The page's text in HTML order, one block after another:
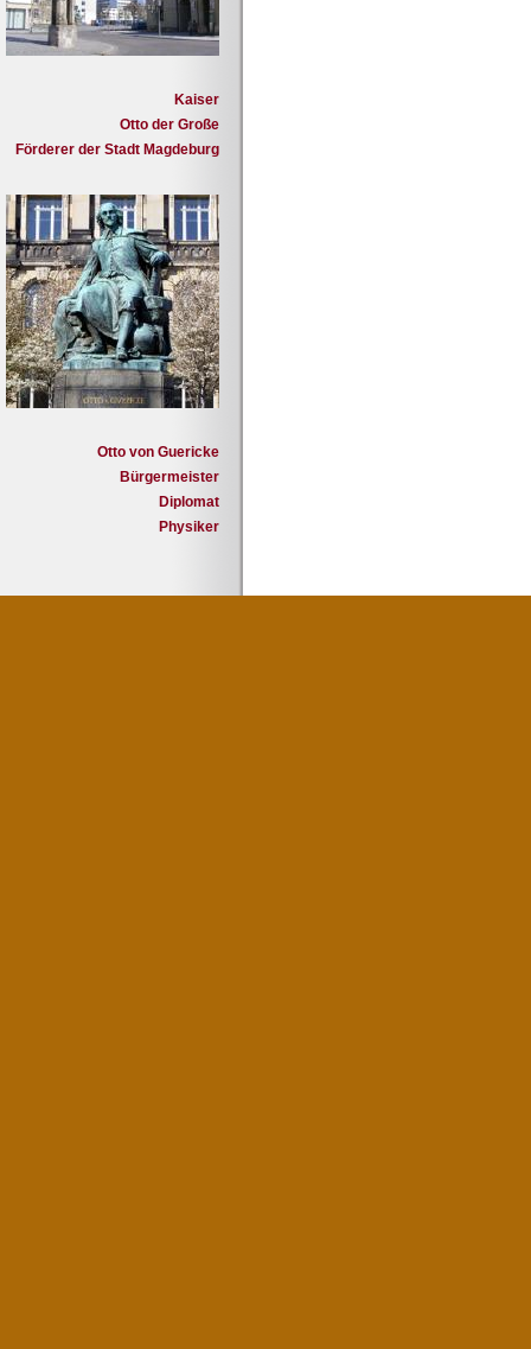
Kaiser
Otto der Große
Förderer der Stadt Magdeburg
Otto von Guericke
Bürgermeister
Diplomat
Physiker